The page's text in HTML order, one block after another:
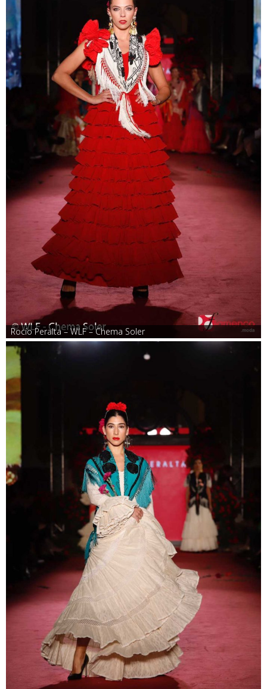
Rocío Peralta – WLF – Chema Soler